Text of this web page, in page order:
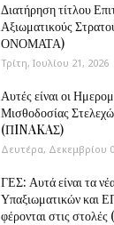
Διατήρηση τίτλου
Αξιωματικούς
ΟΝΟΜΑΤΑ)
Τρίτη, Ιουλίου 21, 2026
Αυτές είναι οι
Μισθοδοσίας
(ΠINAKAΣ)
Δευτέρα, Δεκεμβρίου
ΓΕΣ: Αυτά είναι τα
Υπαξιωματικών και
φέρονται στις